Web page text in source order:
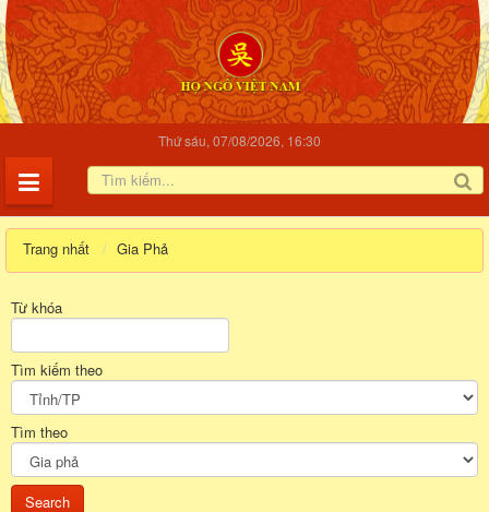
Thứ sáu, 07/08/2026, 16:30
Trang nhất Gia Phả
Từ khóa
Tìm kiếm theo
Tìm theo